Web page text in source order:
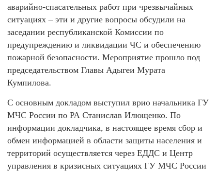
аварийно-спасательных работ при чрезвычайных
ситуациях – эти и другие вопросы обсудили на
заседании республиканской Комиссии по
предупреждению и ликвидации ЧС и обеспечению
пожарной безопасности. Мероприятие прошло под
председательством Главы Адыгеи Мурата
Кумпилова.
С основным докладом выступил врио начальника ГУ
МЧС России по РА Станислав Илющенко. По
информации докладчика, в настоящее время сбор и
обмен информацией в области защиты населения и
территорий осуществляется через ЕДДС и Центр
управления в кризисных ситуациях ГУ МЧС России